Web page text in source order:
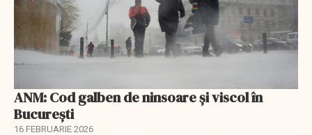
ANM: Cod galben de ninsoare și viscol în
București
16 FEBRUARIE 2026